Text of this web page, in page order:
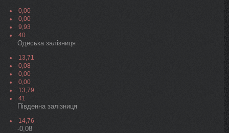
0,00
0,00
9,93
40
Одеська залізниця
13,71
0,08
0,00
0,00
13,79
41
Південна залізниця
14,76
-0,08